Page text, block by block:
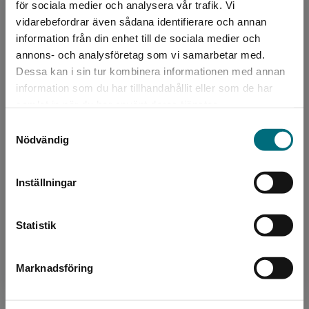
för sociala medier och analysera vår trafik. Vi
vidarebefordrar även sådana identifierare och annan
information från din enhet till de sociala medier och
annons- och analysföretag som vi samarbetar med.
Dessa kan i sin tur kombinera informationen med annan
information som du har tillhandahållit eller som de har
Nödvändig
Inställningar
Statistik
Marknadsföring
Begränsad fraktregion
Det verkar som att du besöker
nyponochviljaforlag.se via en enhet utanför
Sverige. För att kunna slutföra ett köp måste
Första världskriget
Bengtsson, Torsten
Första världskriget började i Europa 1914 och
spred sig sedan till resten av världen. Nya
fruktansvärda vapen användes i kriget och
Skönlitterära berättelser